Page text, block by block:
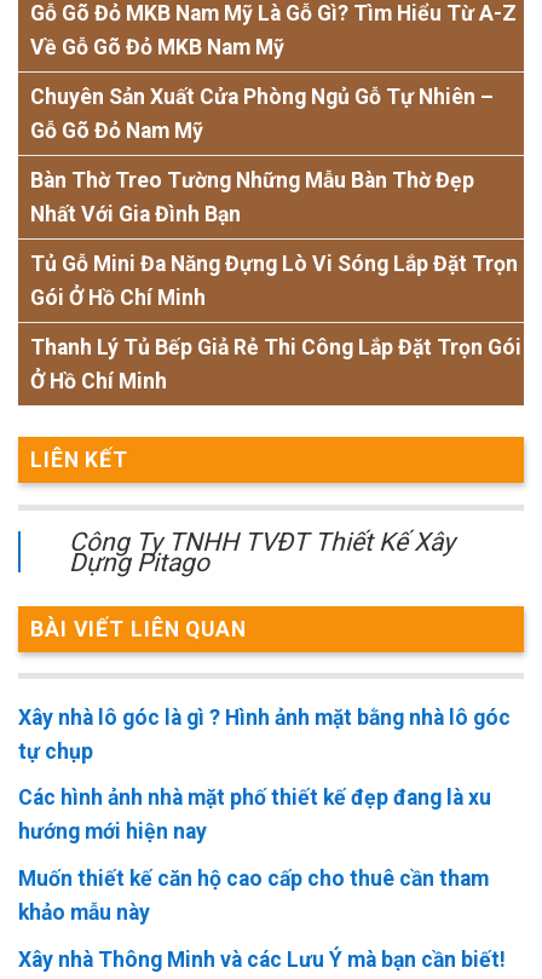
Gỗ Gõ Đỏ MKB Nam Mỹ Là Gỗ Gì? Tìm Hiểu Từ A-Z
Về Gỗ Gõ Đỏ MKB Nam Mỹ
Chuyên Sản Xuất Cửa Phòng Ngủ Gỗ Tự Nhiên –
Gỗ Gõ Đỏ Nam Mỹ
Bàn Thờ Treo Tường Những Mẫu Bàn Thờ Đẹp
Nhất Với Gia Đình Bạn
Tủ Gỗ Mini Đa Năng Đựng Lò Vi Sóng Lắp Đặt Trọn
Gói Ở Hồ Chí Minh
Thanh Lý Tủ Bếp Giả Rẻ Thi Công Lắp Đặt Trọn Gói
Ở Hồ Chí Minh
LIÊN KẾT
Công Ty TNHH TVĐT Thiết Kế Xây
Dựng Pitago
BÀI VIẾT LIÊN QUAN
Xây nhà lô góc là gì ? Hình ảnh mặt bằng nhà lô góc
tự chụp
Các hình ảnh nhà mặt phố thiết kế đẹp đang là xu
hướng mới hiện nay
Muốn thiết kế căn hộ cao cấp cho thuê cần tham
khảo mẫu này
Xây nhà Thông Minh và các Lưu Ý mà bạn cần biết!